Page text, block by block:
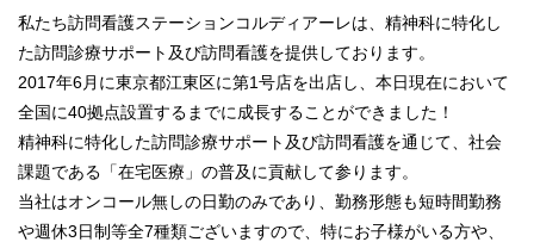
私たち訪問看護ステーションコルディアーレは、精神科に特化し
た訪問診療サポート及び訪問看護を提供しております。
2017年6月に東京都江東区に第1号店を出店し、本日現在において
全国に40拠点設置するまでに成長することができました！
精神科に特化した訪問診療サポート及び訪問看護を通じて、社会
課題である「在宅医療」の普及に貢献して参ります。
当社はオンコール無しの日勤のみであり、勤務形態も短時間勤務
や週休3日制等全7種類ございますので、特にお子様がいる方や、